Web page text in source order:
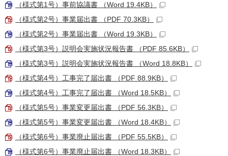
（様式第1号）事前協議書 （Word 19.4KB）
（様式第2号）事業届出書 （PDF 70.3KB）
（様式第2号）事業届出書 （Word 19.3KB）
（様式第3号）説明会実施状況報告書 （PDF 85.6KB）
（様式第3号）説明会実施状況報告書 （Word 18.8KB）
（様式第4号）工事完了届出書 （PDF 88.9KB）
（様式第4号）工事完了届出書 （Word 18.5KB）
（様式第5号）事業変更届出書 （PDF 56.3KB）
（様式第5号）事業変更届出書 （Word 18.4KB）
（様式第6号）事業廃止届出書 （PDF 55.5KB）
（様式第6号）事業廃止届出書 （Word 18.3KB）